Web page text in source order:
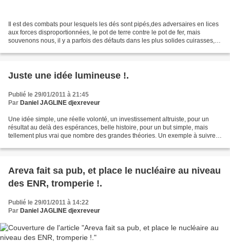
Il est des combats pour lesquels les dés sont pipés,des adversaires en lices
aux forces disproportionnées, le pot de terre contre le pot de fer, mais
souvenons nous, il y a parfois des défauts dans les plus solides cuirasses,
Juste une idée lumineuse !.
Publié le 29/01/2011 à 21:45
Par Daniel JAGLINE djexreveur
Une idée simple, une réelle volonté, un investissement altruiste, pour un
résultat au delà des espérances, belle histoire, pour un but simple, mais
tellement plus vrai que nombre des grandes théories. Un exemple à suivre :
solaires-changent-la-vie-des-ecoliers-et-des-plus-pauvres/(theme)/...
Areva fait sa pub, et place le nucléaire au niveau
des ENR, tromperie !.
Publié le 29/01/2011 à 14:22
Par Daniel JAGLINE djexreveur